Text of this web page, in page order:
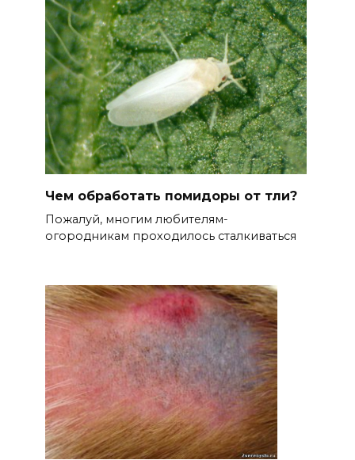
Чем обработать помидоры от тли?
Пожалуй, многим любителям-
огородникам проходилось сталкиваться